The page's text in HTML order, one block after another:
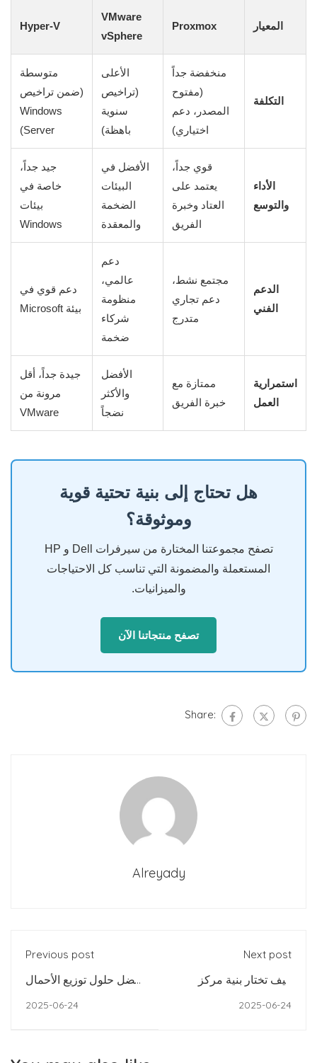
المعيار Proxmox
VMware
vSphere
Hyper-V
التكلفة
منخفضة جداً
(مفتوح
المصدر، دعم
اختياري)
الأعلى
(تراخيص
سنوية
باهظة)
متوسطة
(ضمن تراخيص
Windows
Server)
الأداء
والتوسع
قوي جداً،
يعتمد على
العتاد وخبرة
الفريق
الأفضل في
البيئات
الضخمة
والمعقدة
جيد جداً،
خاصة في
بيئات
Windows
الدعم
الفني
مجتمع نشط،
دعم تجاري
متدرج
دعم
عالمي،
منظومة
شركاء
ضخمة
دعم قوي في
بيئة Microsoft
استمرارية
العمل
ممتازة مع
خبرة الفريق
الأفضل
والأكثر
نضجاً
جيدة جداً، أقل
مرونة من
VMware
هل تحتاج إلى بنية تحتية قوية
وموثوقة؟
تصفح مجموعتنا المختارة من سيرفرات Dell و HP
المستعملة والمضمونة التي تناسب كل الاحتياجات
والميزانيات.
تصفح منتجاتنا الآن
Share:
Alreyady
Previous post
أفضل حلول توزيع الأحمال
2025-06-24
Next post
كيف تختار بنية مركز
2025-06-24